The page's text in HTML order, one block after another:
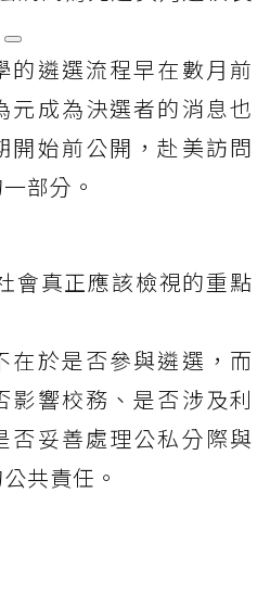
的遴選流程早在數月前
元成為決選者的消息也
開始前公開，赴美訪問
部分。
會真正應該檢視的重點
在於是否參與遴選，而
影響校務、是否涉及利
否妥善處理公私分際與
共責任。